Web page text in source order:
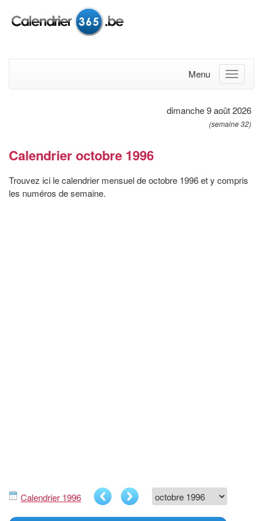
Menu
dimanche 9 août 2026
(semaine 32)
Calendrier octobre 1996
Trouvez ici le calendrier mensuel de octobre 1996 et y compris
les numéros de semaine.
Calendrier 1996